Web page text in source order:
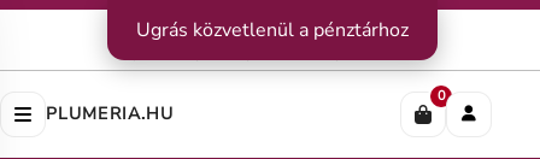
Kapcsolat|Szállítás|Fizetési módok
PLUMERIA.HU
0
Ugrás közvetlenül a pénztárhoz